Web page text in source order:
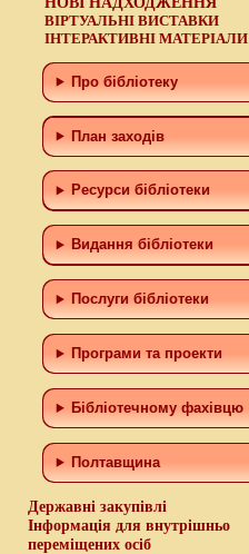
ВІРТУАЛЬНІ ВИСТАВКИ
ІНТЕРАКТИВНІ МАТЕРІАЛИ
Про бібліотеку
План заходів
Ресурси бібліотеки
Видання бібліотеки
Послуги бібліотеки
Програми та проекти
Бiблiотечному фахiвцю
Полтавщина
Державні закупівлі
Інформація для внутрішньо
переміщених осіб